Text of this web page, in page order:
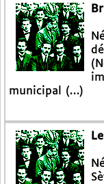
municipal (…)